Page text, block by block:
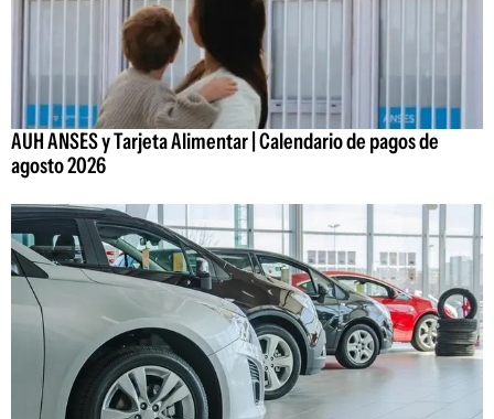
AUH ANSES y Tarjeta Alimentar | Calendario de pagos de
agosto 2026